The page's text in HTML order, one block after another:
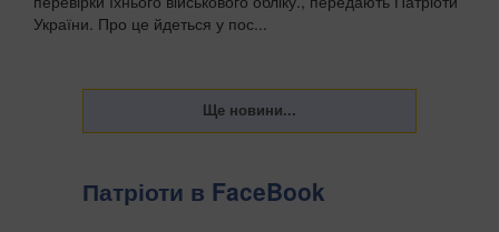
України. Про це йдеться у пос...
Патріоти в FaceBook